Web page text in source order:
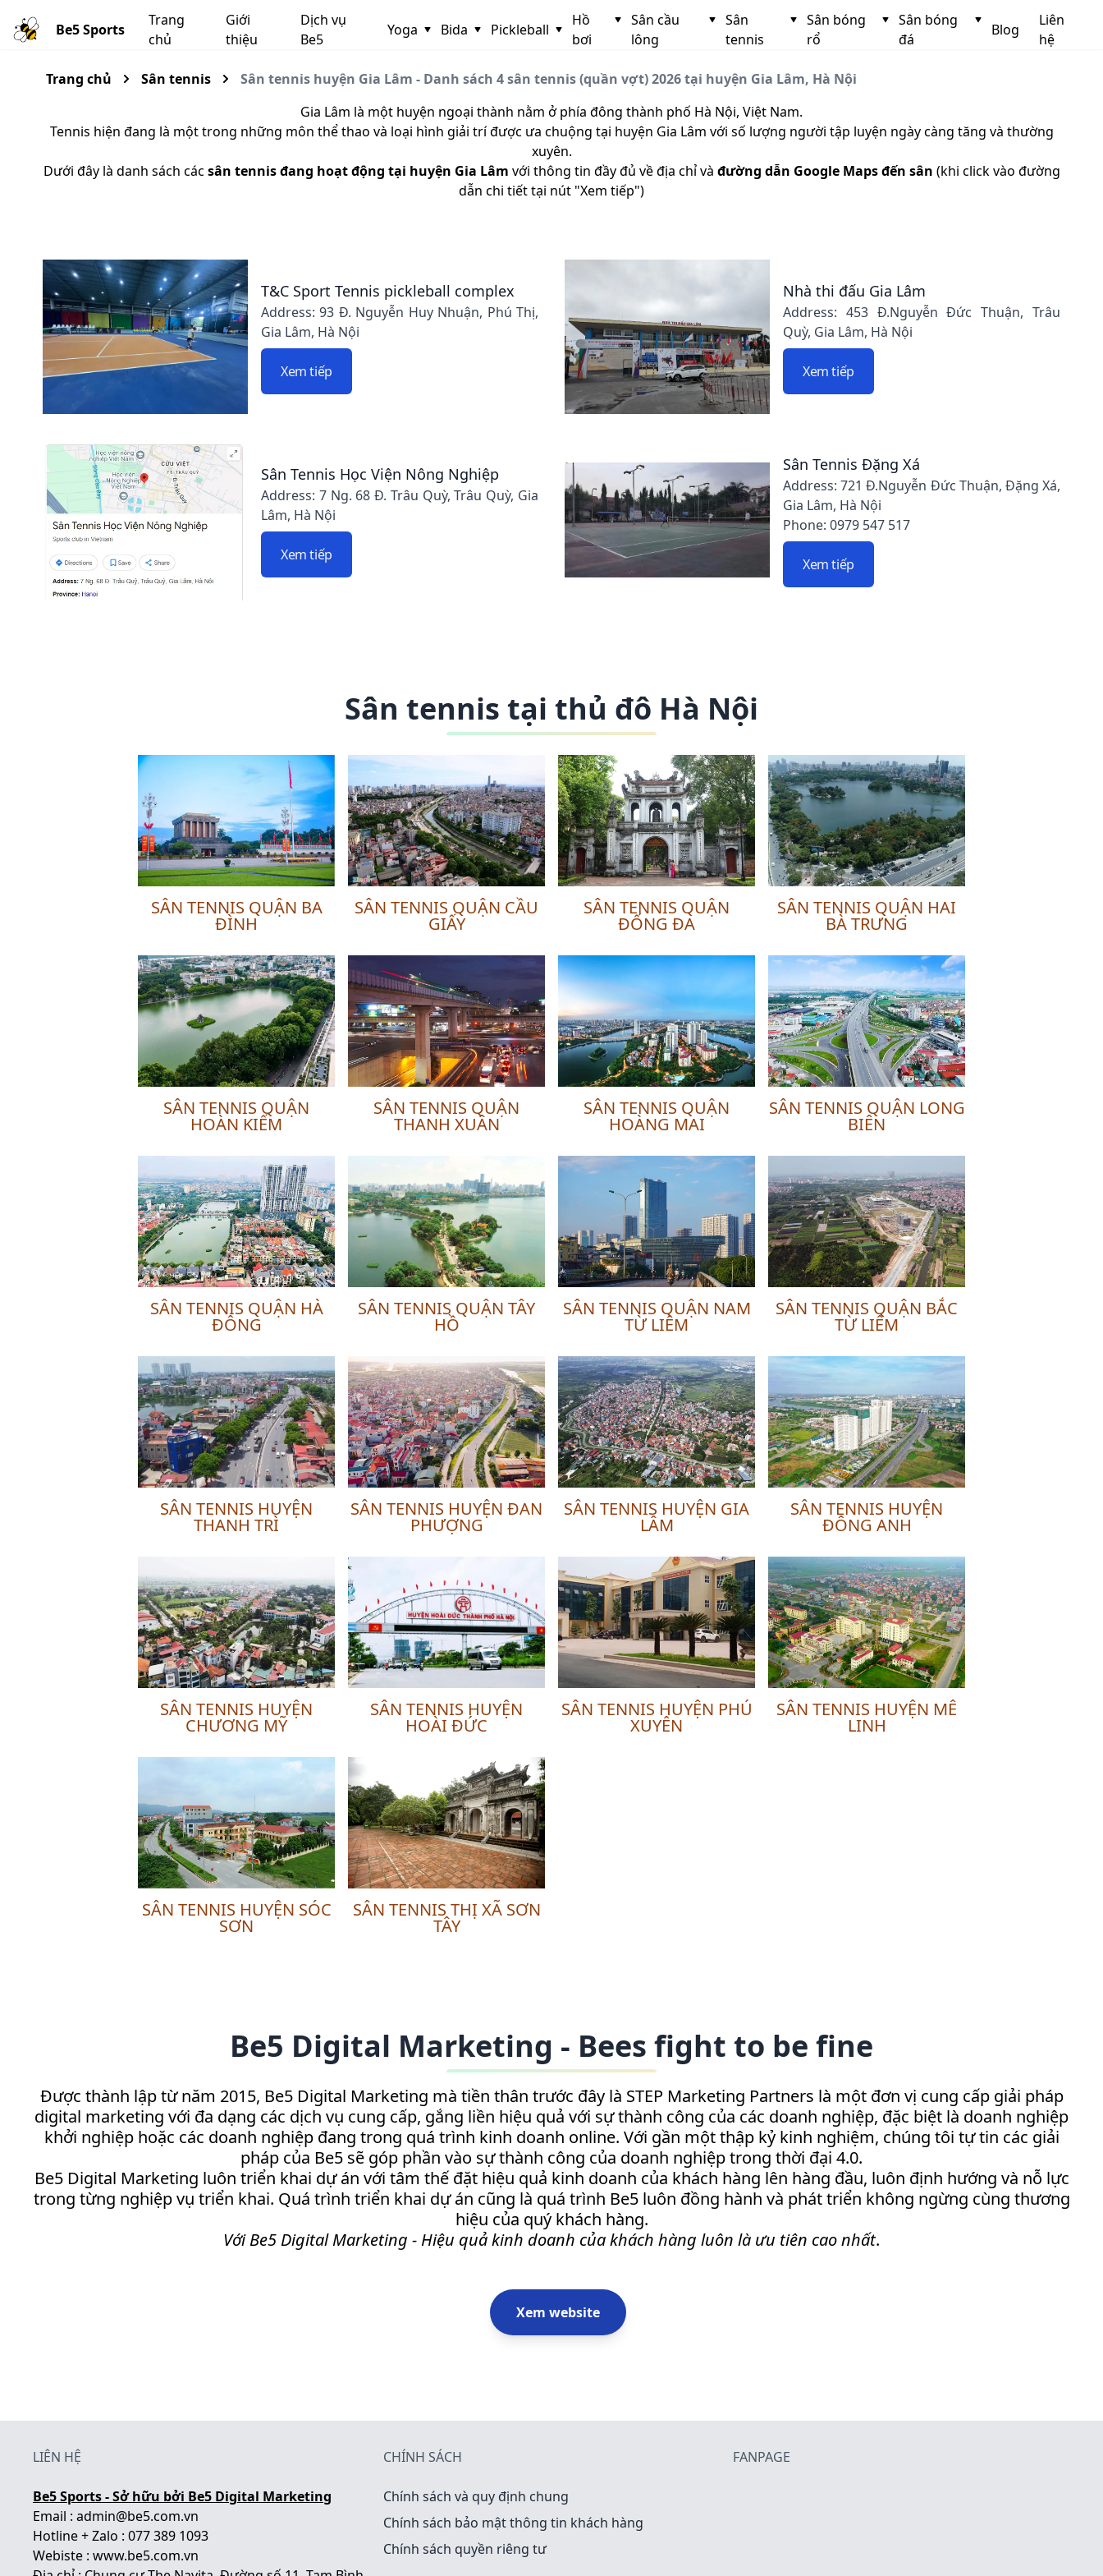
Be5 Sports
Trang
chủ
Giới
thiệu
Dịch vụ
Be5
Yoga Bida Pickleball
Hồ
bơi
Sân cầu
lông
Sân
tennis
Sân bóng
rổ
Sân bóng
đá
Blog
Liên
hệ
Trang chủ Sân tennis
Sân tennis huyện Gia Lâm - Danh sách 4 sân tennis (quần vợt) 2026 tại huyện Gia Lâm, Hà Nội
Gia Lâm là một huyện ngoại thành nằm ở phía đông thành phố Hà Nội, Việt Nam.
Tennis hiện đang là một trong những môn thể thao và loại hình giải trí được ưa chuộng tại huyện Gia Lâm với số lượng người tập luyện ngày càng tăng và thường
xuyên.
Dưới đây là danh sách các sân tennis đang hoạt động tại huyện Gia Lâm với thông tin đầy đủ về địa chỉ và đường dẫn Google Maps đến sân (khi click vào đường
dẫn chi tiết tại nút "Xem tiếp")
T&C Sport Tennis pickleball complex
Address: 93 Đ. Nguyễn Huy Nhuận, Phú Thị,
Gia Lâm, Hà Nội
Xem tiếp
Nhà thi đấu Gia Lâm
Address: 453 Đ.Nguyễn Đức Thuận, Trâu
Quỳ, Gia Lâm, Hà Nội
Xem tiếp
Sân Tennis Học Viện Nông Nghiệp
Address: 7 Ng. 68 Đ. Trâu Quỳ, Trâu Quỳ, Gia
Lâm, Hà Nội
Xem tiếp
Sân Tennis Đặng Xá
Address: 721 Đ.Nguyễn Đức Thuận, Đặng Xá,
Gia Lâm, Hà Nội
Phone: 0979 547 517
Xem tiếp
Sân tennis tại thủ đô Hà Nội
SÂN TENNIS QUẬN BA
ĐÌNH
SÂN TENNIS QUẬN CẦU
GIẤY
SÂN TENNIS QUẬN
ĐỐNG ĐA
SÂN TENNIS QUẬN HAI
BÀ TRƯNG
SÂN TENNIS QUẬN
HOÀN KIẾM
SÂN TENNIS QUẬN
THANH XUÂN
SÂN TENNIS QUẬN
HOÀNG MAI
SÂN TENNIS QUẬN LONG
BIÊN
SÂN TENNIS QUẬN HÀ
ĐÔNG
SÂN TENNIS QUẬN TÂY
HỒ
SÂN TENNIS QUẬN NAM
TỪ LIÊM
SÂN TENNIS QUẬN BẮC
TỪ LIÊM
SÂN TENNIS HUYỆN
THANH TRÌ
SÂN TENNIS HUYỆN ĐAN
PHƯỢNG
SÂN TENNIS HUYỆN GIA
LÂM
SÂN TENNIS HUYỆN
ĐÔNG ANH
SÂN TENNIS HUYỆN
CHƯƠNG MỸ
SÂN TENNIS HUYỆN
HOÀI ĐỨC
SÂN TENNIS HUYỆN PHÚ
XUYÊN
SÂN TENNIS HUYỆN MÊ
LINH
SÂN TENNIS HUYỆN SÓC
SƠN
SÂN TENNIS THỊ XÃ SƠN
TÂY
Be5 Digital Marketing - Bees fight to be fine
Được thành lập từ năm 2015, Be5 Digital Marketing mà tiền thân trước đây là STEP Marketing Partners là một đơn vị cung cấp giải pháp
digital marketing với đa dạng các dịch vụ cung cấp, gắng liền hiệu quả với sự thành công của các doanh nghiệp, đặc biệt là doanh nghiệp
khởi nghiệp hoặc các doanh nghiệp đang trong quá trình kinh doanh online. Với gần một thập kỷ kinh nghiệm, chúng tôi tự tin các giải
pháp của Be5 sẽ góp phần vào sự thành công của doanh nghiệp trong thời đại 4.0.
Be5 Digital Marketing luôn triển khai dự án với tâm thế đặt hiệu quả kinh doanh của khách hàng lên hàng đầu, luôn định hướng và nỗ lực
trong từng nghiệp vụ triển khai. Quá trình triển khai dự án cũng là quá trình Be5 luôn đồng hành và phát triển không ngừng cùng thương
hiệu của quý khách hàng.
Với Be5 Digital Marketing - Hiệu quả kinh doanh của khách hàng luôn là ưu tiên cao nhất.
Xem website
LIÊN HỆ
Be5 Sports - Sở hữu bởi Be5 Digital Marketing
Email : admin@be5.com.vn
Hotline + Zalo : 077 389 1093
Webiste : www.be5.com.vn
CHÍNH SÁCH
Chính sách và quy định chung
Chính sách bảo mật thông tin khách hàng
Chính sách quyền riêng tư
FANPAGE